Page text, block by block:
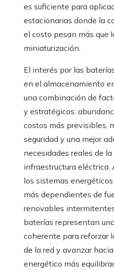
es suficiente para
estacionarias donde la
el costo pesan más que
miniaturización.
El interés por las
en el almacenamiento
una combinación de
y estratégicos:
costos más previsibles,
seguridad y una mejor
necesidades reales de la
infraestructura eléctrica.
los sistemas
más dependientes de
renovables
baterías representan
coherente para reforzar
de la red y avanzar
energético más